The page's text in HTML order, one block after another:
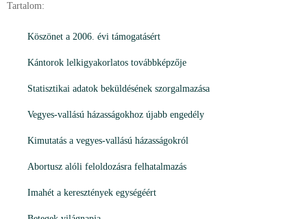
Tartalom:
Köszönet a 2006. évi támogatásért
Kántorok lelkigyakorlatos továbbképzője
Statisztikai adatok beküldésének szorgalmazása
Vegyes-vallású házasságokhoz újabb engedély
Kimutatás a vegyes-vallású házasságokról
Abortusz alóli feloldozásra felhatalmazás
Imahét a keresztények egységéért